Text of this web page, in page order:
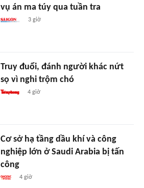
vụ án ma túy qua tuần tra
3 giờ
Truy đuổi, đánh người khác nứt
sọ vì nghi trộm chó
4 giờ
Cơ sở hạ tầng dầu khí và công
nghiệp lớn ở Saudi Arabia bị tấn
công
4 giờ